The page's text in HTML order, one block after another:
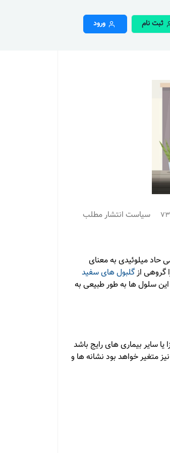
ثبت نام ورود
سیاست انتشار مطلب
حاد میلوئیدی به معنای
گروهی ازگلبول های سفید
سلول ها به طور طبیعی به
سایر بیماری های رایج باشد
متغیر خواهد بود نشانه ها و